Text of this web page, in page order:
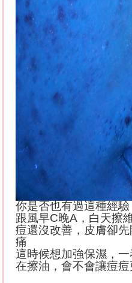
你是否也有過這種經驗
跟風早C晚A ，白天擦
痘還沒改善，皮膚卻
痛
這時候想加強保濕，
在擦油，會不會讓痘痘